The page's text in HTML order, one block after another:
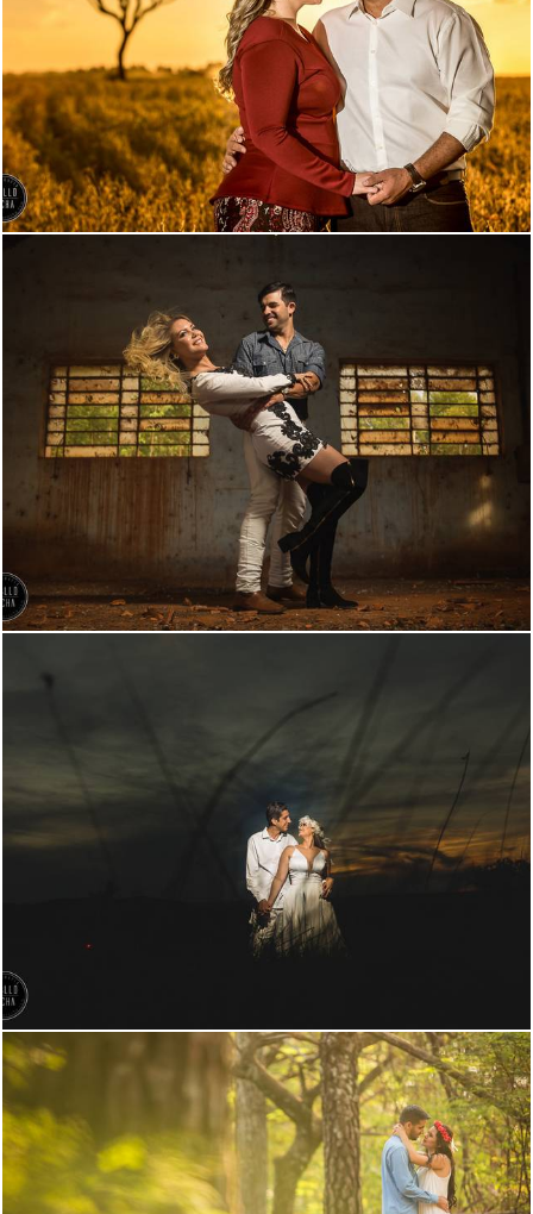
3509 34
61
6149 56